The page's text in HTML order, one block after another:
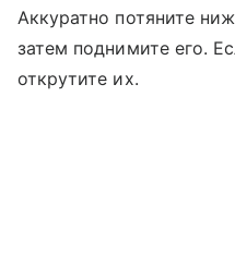
Аккуратно потяните
затем поднимите его.
открутите их.